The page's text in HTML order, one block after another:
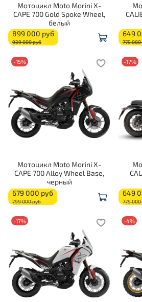
Мотоцикл Moto Morini X-
CAPE 700 Gold Spoke Wheel,
белый
899 000 руб
939 000 руб
649
779 000
-15%
Мотоцикл Moto Morini X-
CAPE 700 Alloy Wheel Base,
черный
679 000 руб
799 000 руб
-17%
649
779 000
-17% -4%